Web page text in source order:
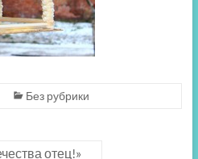
Без рубрики
отец!»